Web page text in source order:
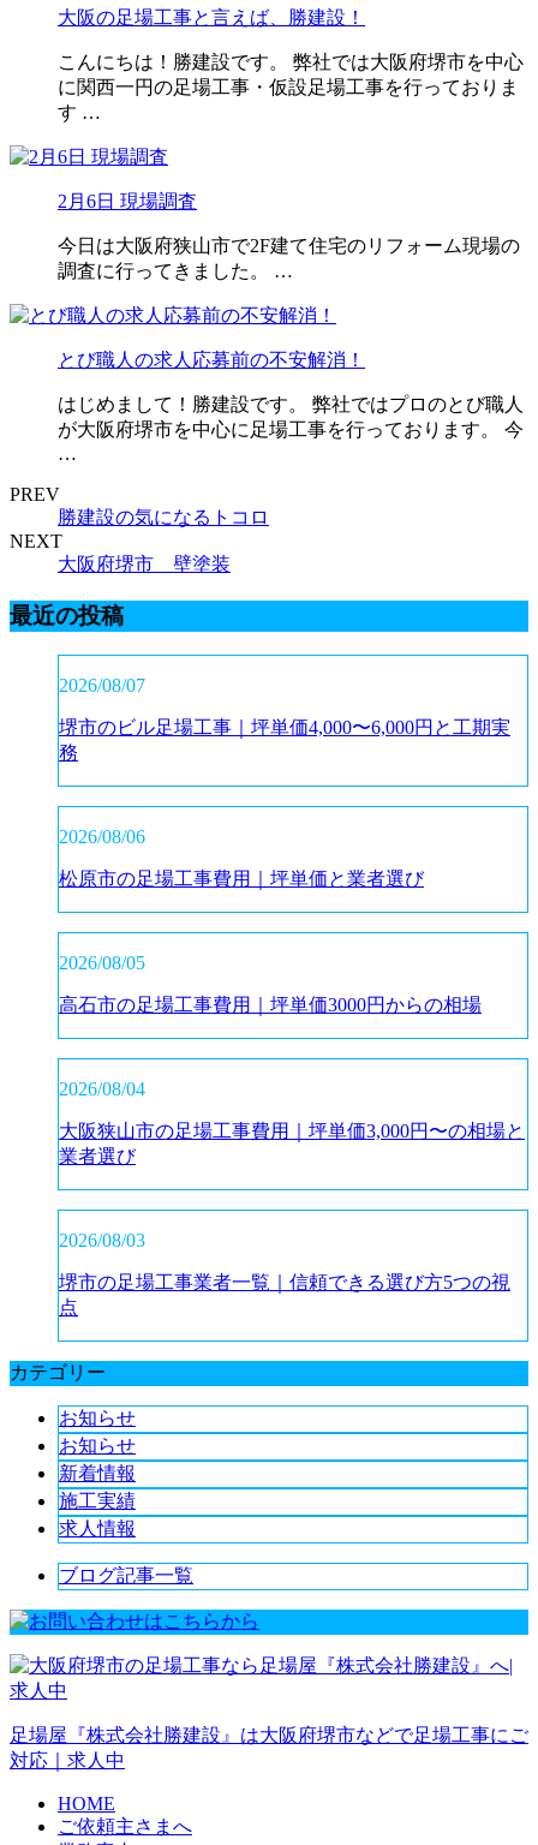
大阪の足場工事と言えば、勝建設！
こんにちは！勝建設です。 弊社では大阪府堺市を中心
に関西一円の足場工事・仮設足場工事を行っておりま
す …
2月6日 現場調査
今日は大阪府狭山市で2F建て住宅のリフォーム現場の
調査に行ってきました。 …
とび職人の求人応募前の不安解消！
はじめまして！勝建設です。 弊社ではプロのとび職人
が大阪府堺市を中心に足場工事を行っております。 今
…
PREV
勝建設の気になるトコロ
NEXT
大阪府堺市 壁塗装
最近の投稿
2026/08/07
堺市のビル足場工事｜坪単価4,000〜6,000円と工期実
務
2026/08/06
松原市の足場工事費用｜坪単価と業者選び
2026/08/05
高石市の足場工事費用｜坪単価3000円からの相場
2026/08/04
大阪狭山市の足場工事費用｜坪単価3,000円〜の相場と
業者選び
2026/08/03
堺市の足場工事業者一覧｜信頼できる選び方5つの視
点
カテゴリー
お知らせ
お知らせ
新着情報
施工実績
求人情報
ブログ記事一覧
足場屋『株式会社勝建設』は大阪府堺市などで足場工事にご
対応｜求人中
HOME
ご依頼主さまへ